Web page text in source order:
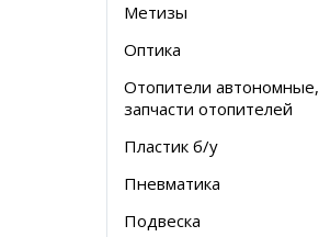
Метизы
Оптика
Отопители автономные,
запчасти отопителей
Пластик б/у
Пневматика
Подвеска